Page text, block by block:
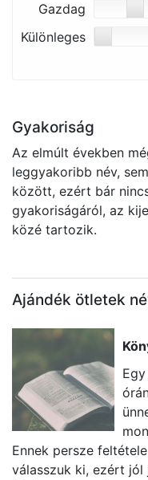
Gazdag
Különleges
Gyakoriság
Az elmúlt években
leggyakoribb név,
között, ezért bár
gyakoriságáról, az
közé tartozik.
Ajándék ötletek
Ennek persze
válasszuk ki, ezért jól